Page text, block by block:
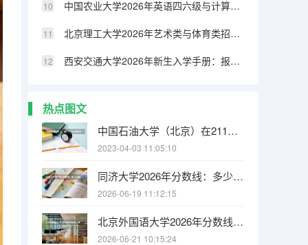
中国农业大学2026年英语四六级与计算机等级考试：校内考点与通过率
北京理工大学2026年艺术类与体育类招生分数线及专业考试要求
西安交通大学2026年新生入学手册：报到时间、所需材料与生活攻略
热点图文
中国石油大学（北京）在211院校中排名第几 北京大学学费是多少
2023-04-03 11:05:10
同济大学2026年分数线：多少分能上？考多少名才敢报？
2026-06-19 11:12:15
北京外国语大学2026年分数线：多少分能上？考多少名才敢报？
2026-06-21 10:15:24